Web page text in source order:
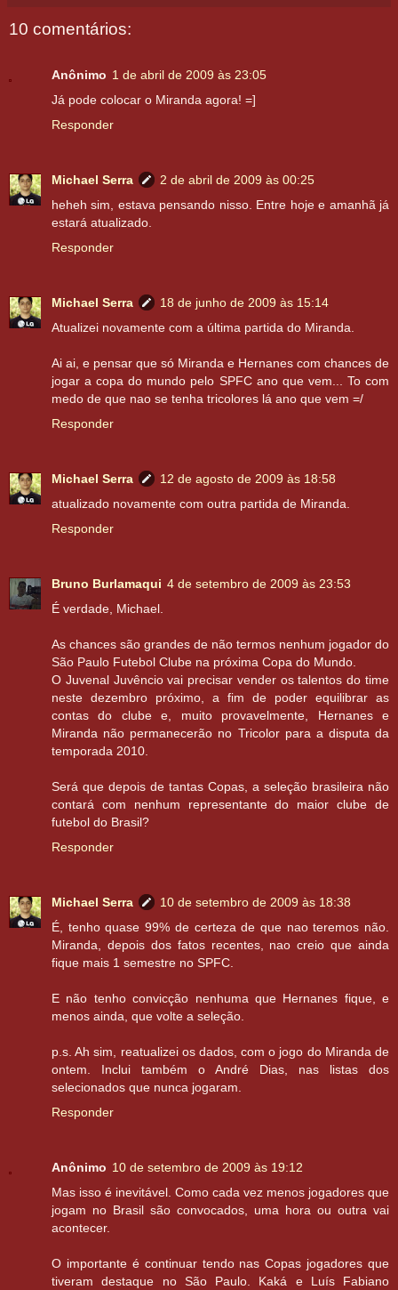
10 comentários:
Anônimo 1 de abril de 2009 às 23:05
Já pode colocar o Miranda agora! =]
Responder
Michael Serra
2 de abril de 2009 às 00:25
heheh sim, estava pensando nisso. Entre hoje e amanhã já
estará atualizado.
Responder
Michael Serra
18 de junho de 2009 às 15:14
Atualizei novamente com a última partida do Miranda.
Ai ai, e pensar que só Miranda e Hernanes com chances de
jogar a copa do mundo pelo SPFC ano que vem... To com
medo de que nao se tenha tricolores lá ano que vem =/
Responder
Michael Serra
12 de agosto de 2009 às 18:58
atualizado novamente com outra partida de Miranda.
Responder
Bruno Burlamaqui 4 de setembro de 2009 às 23:53
É verdade, Michael.
As chances são grandes de não termos nenhum jogador do
São Paulo Futebol Clube na próxima Copa do Mundo.
O Juvenal Juvêncio vai precisar vender os talentos do time
neste dezembro próximo, a fim de poder equilibrar as
contas do clube e, muito provavelmente, Hernanes e
Miranda não permanecerão no Tricolor para a disputa da
temporada 2010.
Será que depois de tantas Copas, a seleção brasileira não
contará com nenhum representante do maior clube de
futebol do Brasil?
Responder
Michael Serra
10 de setembro de 2009 às 18:38
É, tenho quase 99% de certeza de que nao teremos não.
Miranda, depois dos fatos recentes, nao creio que ainda
fique mais 1 semestre no SPFC.
E não tenho convicção nenhuma que Hernanes fique, e
menos ainda, que volte a seleção.
p.s. Ah sim, reatualizei os dados, com o jogo do Miranda de
ontem. Inclui também o André Dias, nas listas dos
selecionados que nunca jogaram.
Responder
Anônimo 10 de setembro de 2009 às 19:12
Mas isso é inevitável. Como cada vez menos jogadores que
jogam no Brasil são convocados, uma hora ou outra vai
acontecer.
O importante é continuar tendo nas Copas jogadores que
tiveram destaque no São Paulo. Kaká e Luís Fabiano